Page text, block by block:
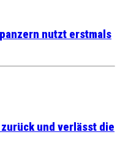
nutzt erstmals
und verlässt die